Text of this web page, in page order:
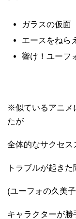
ガラスの仮面
エースをねら
響け！ユーフ
※似ているアニメ
たが
全体的なサクセス
トラブルが起き
(ユーフォの久美
キャラクターが